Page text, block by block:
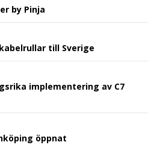
by Pinja
till Sverige
implementering av C7
öppnat